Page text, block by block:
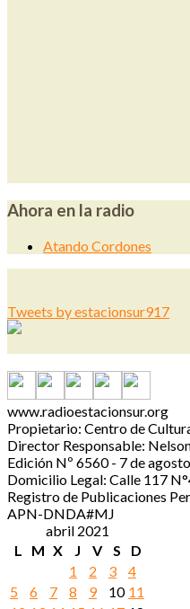
Ahora en la radio
Atando Cordones
Tweets by estacionsur917
www.radioestacionsur.org
Propietario: Centro de
Director Responsable:
Edición Nº 6560 - 7 de
Domicilio Legal: Calle 117
Registro de Publicaciones
APN-DNDA#MJ
abril 2021
L
M X J V S D
1 2 3
4
5
6 7 8 9 10 11